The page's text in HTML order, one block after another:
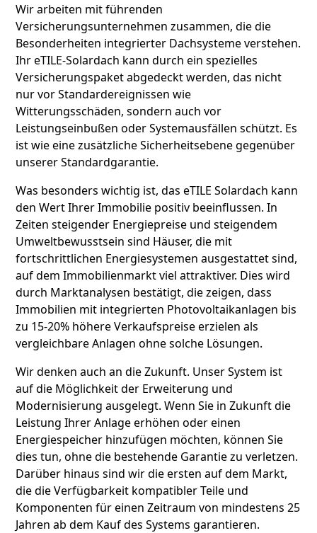
Wir arbeiten mit führenden
Versicherungsunternehmen zusammen, die die
Besonderheiten integrierter Dachsysteme verstehen.
Ihr eTILE-Solardach kann durch ein spezielles
Versicherungspaket abgedeckt werden, das nicht
nur vor Standardereignissen wie
Witterungsschäden, sondern auch vor
Leistungseinbußen oder Systemausfällen schützt. Es
ist wie eine zusätzliche Sicherheitsebene gegenüber
unserer Standardgarantie.
Was besonders wichtig ist, das eTILE Solardach kann
den Wert Ihrer Immobilie positiv beeinflussen. In
Zeiten steigender Energiepreise und steigendem
Umweltbewusstsein sind Häuser, die mit
fortschrittlichen Energiesystemen ausgestattet sind,
auf dem Immobilienmarkt viel attraktiver. Dies wird
durch Marktanalysen bestätigt, die zeigen, dass
Immobilien mit integrierten Photovoltaikanlagen bis
zu 15-20% höhere Verkaufspreise erzielen als
vergleichbare Anlagen ohne solche Lösungen.
Wir denken auch an die Zukunft. Unser System ist
auf die Möglichkeit der Erweiterung und
Modernisierung ausgelegt. Wenn Sie in Zukunft die
Leistung Ihrer Anlage erhöhen oder einen
Energiespeicher hinzufügen möchten, können Sie
dies tun, ohne die bestehende Garantie zu verletzen.
Darüber hinaus sind wir die ersten auf dem Markt,
die die Verfügbarkeit kompatibler Teile und
Komponenten für einen Zeitraum von mindestens 25
Jahren ab dem Kauf des Systems garantieren.